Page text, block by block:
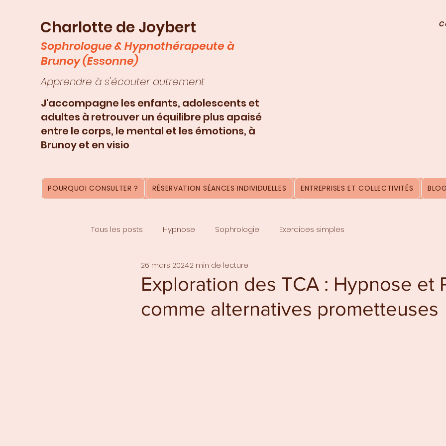
Charlotte de Joybert
Sophrologue & Hypnothérapeute à
Brunoy (Essonne)
Apprendre à s'écouter autrement
J'accompagne les enfants, adolescents et
adultes à retrouver un équilibre plus apaisé
entre le corps, le mental et les émotions, à
Brunoy et en visio
POURQUOI CONSULTER ? RÉSERVATION SÉANCES INDIVIDUELLES ENTREPRISES ET COLLECTIVITÉS
Tous les posts Hypnose Sophrologie Exercices simples
Exploration des TCA : Hypnose et
comme alternatives prometteuses
26 mars 20242 min de lecture